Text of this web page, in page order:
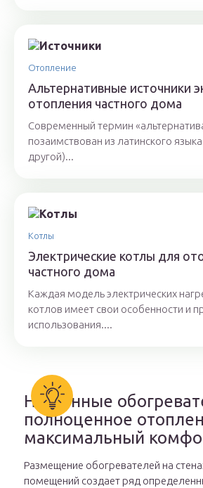
Отопление
Альтернативные источники
отопления частного дома
Современный термин
позаимствован из латинского
другой)...
Котлы
Электрические котлы для
частного дома
Каждая модель электрических
котлов имеет свои особенности и
использования....
Настенные
полноценное
максимальный
Размещение обогревателей на
помещений создает ряд